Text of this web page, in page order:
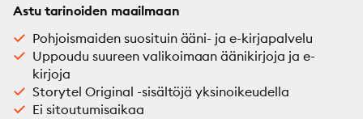
Astu tarinoiden maailmaan
Pohjoismaiden suosituin ääni- ja e-kirjapalvelu
Uppoudu suureen valikoimaan äänikirjoja ja e-
kirjoja
Storytel Original -sisältöjä yksinoikeudella
Ei sitoutumisaikaa